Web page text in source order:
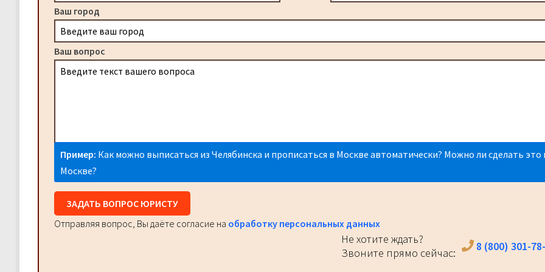
Ваш город
Ваш вопрос
Пример: Как можно выписаться из Челябинска и прописаться в Москве автоматически? Можно ли сделать это
Москве?
ЗАДАТЬ ВОПРОС ЮРИСТУ
Отправляя вопрос, Вы даёте согласие на обработку персональных данных
Не хотите ждать?
Звоните прямо сейчас:
8 (800) 301-